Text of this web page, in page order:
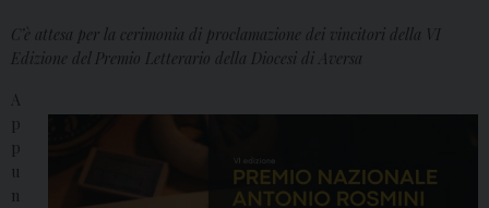
C’è attesa per la cerimonia di proclamazione dei vincitori della VI
Edizione del Premio Letterario della Diocesi di Aversa
A
p
p
u
n